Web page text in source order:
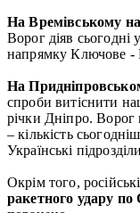
На Времівському
Ворог діяв сьогодні
напрямку Ключове -
На
спроби витіснити
річки Дніпро.
– кількість
Українські
Окрім того,
ракетного удару по